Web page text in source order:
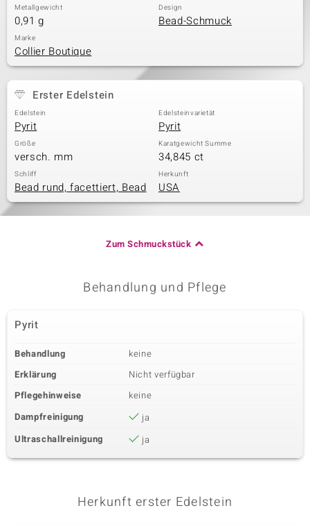
Metallgewicht
0,91 g
Design
Bead-Schmuck
Marke
Collier Boutique
Erster Edelstein
Edelstein
Pyrit
Edelsteinvarietät
Pyrit
Größe
versch. mm
Karatgewicht Summe
34,845 ct
Schliff
Bead rund, facettiert, Bead
Herkunft
USA
Zum Schmuckstück
Behandlung und Pflege
Pyrit
Behandlung
keine
Erklärung
Nicht verfügbar
Pflegehinweise
keine
Dampfreinigung
ja
Ultraschallreinigung
ja
Herkunft erster Edelstein